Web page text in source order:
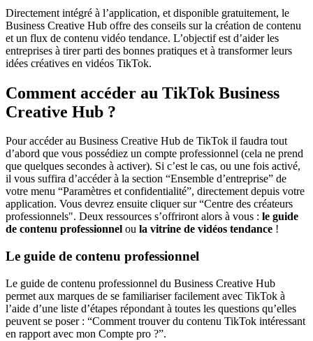
Directement intégré à l’application, et disponible gratuitement, le
Business Creative Hub offre des conseils sur la création de contenu
et un flux de contenu vidéo tendance. L’objectif est d’aider les
entreprises à tirer parti des bonnes pratiques et à transformer leurs
idées créatives en vidéos TikTok.
Comment accéder au TikTok Business
Creative Hub ?
Pour accéder au Business Creative Hub de TikTok il faudra tout
d’abord que vous possédiez un compte professionnel (cela ne prend
que quelques secondes à activer). Si c’est le cas, ou une fois activé,
il vous suffira d’accéder à la section “Ensemble d’entreprise” de
votre menu “Paramètres et confidentialité”, directement depuis votre
application. Vous devrez ensuite cliquer sur “Centre des créateurs
professionnels". Deux ressources s’offriront alors à vous : le guide
de contenu professionnel ou la vitrine de vidéos tendance !
Le guide de contenu professionnel
Le guide de contenu professionnel du Business Creative Hub
permet aux marques de se familiariser facilement avec TikTok à
l’aide d’une liste d’étapes répondant à toutes les questions qu’elles
peuvent se poser : “Comment trouver du contenu TikTok intéressant
en rapport avec mon Compte pro ?”.